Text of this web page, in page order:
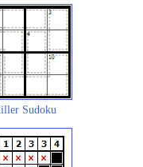
Sudoku